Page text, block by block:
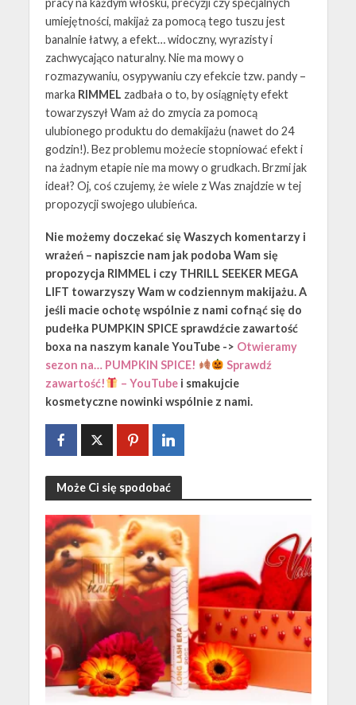
umiejętności, makijaż za pomocą tego tuszu jest
banalnie łatwy, a efekt… widoczny, wyrazisty i
zachwycająco naturalny. Nie ma mowy o
rozmazywaniu, osypywaniu czy efekcie tzw. pandy –
marka RIMMEL zadbała o to, by osiągnięty efekt
towarzyszył Wam aż do zmycia za pomocą
ulubionego produktu do demakijażu (nawet do 24
godzin!). Bez problemu możecie stopniować efekt i
na żadnym etapie nie ma mowy o grudkach. Brzmi jak
ideał? Oj, coś czujemy, że wiele z Was znajdzie w tej
propozycji swojego ulubieńca.
Nie możemy doczekać się Waszych komentarzy i
wrażeń – napiszcie nam jak podoba Wam się
propozycja RIMMEL i czy THRILL SEEKER MEGA
LIFT towarzyszy Wam w codziennym makijażu. A
jeśli macie ochotę wspólnie z nami cofnąć się do
pudełka PUMPKIN SPICE sprawdźcie zawartość
boxa na naszym kanale YouTube -> Otwieramy
sezon na… PUMPKIN SPICE!
Sprawdź
zawartość!
– YouTubei smakujcie
kosmetyczne nowinki wspólnie z nami.
Może Ci się spodobać